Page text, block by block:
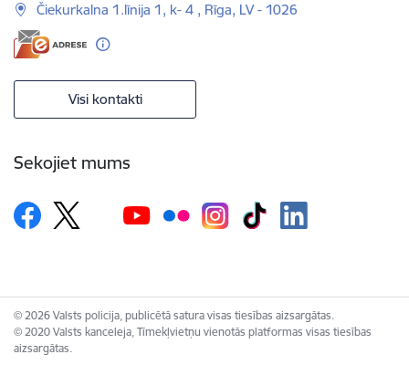
Čiekurkalna 1.līnija 1, k- 4 , Rīga, LV - 1026
Visi kontakti
Sekojiet mums
© 2026 Valsts policija, publicētā satura visas tiesības aizsargātas.
© 2020 Valsts kanceleja, Tīmekļvietņu vienotās platformas visas tiesības
aizsargātas.